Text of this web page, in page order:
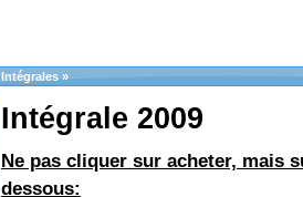
Intégrales »
Intégrale 2009
Ne pas cliquer sur acheter, mais
dessous: